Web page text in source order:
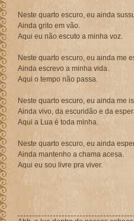
Neste quarto escuro, eu ainda
Ainda grito em vão.
Aqui eu não escuto a minha voz.
Neste quarto escuro, eu ainda me
Ainda escrevo a minha vida.
Aqui o tempo não passa.
Neste quarto escuro, eu ainda me
Ainda vivo, da escuridão e da
Aqui a Lua é toda minha.
Neste quarto escuro, eu ainda
Ainda mantenho a chama acesa.
Aqui eu sou livre pra viver.